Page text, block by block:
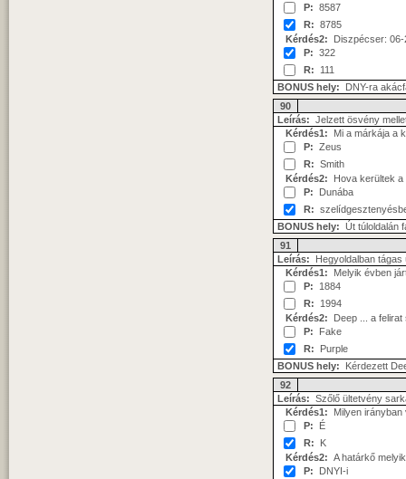
P: 8587
R: 8785
Kérdés2: Diszpécser: 06-
P: 322
R: 111
BONUS hely: DNY-ra
90
Leírás: Jelzett ösvény
Kérdés1: Mi a márkája a
P: Zeus
R: Smith
Kérdés2: Hova kerültek a
P: Dunába
R:
BONUS hely: Út túloldalán
91
Leírás: Hegyoldalban tágas
Kérdés1: Melyik évben
P: 1884
R: 1994
Kérdés2: Deep ... a
P: Fake
R: Purple
BONUS hely: Kérdezett
92
Leírás: Szőlő ültetvény
Kérdés1: Milyen
P: É
R: K
Kérdés2: A határkő
P: DNYI-i